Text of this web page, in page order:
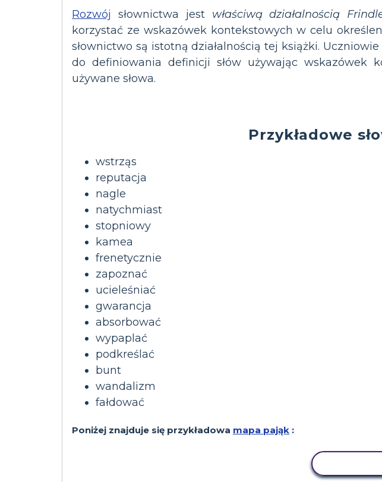
Rozwój słownictwa jest właściwą działalnością
korzystać ze wskazówek kontekstowych w celu
słownictwo są istotną działalnością tej książki.
do definiowania definicji słów używając wskazówek
używane słowa.
Przykładowe
wstrząs
reputacja
nagle
natychmiast
stopniowy
kamea
frenetycznie
zapoznać
ucieleśniać
gwarancja
absorbować
wypaplać
podkreślać
bunt
wandalizm
fałdować
Poniżej znajduje się przykładowa mapa pająk :